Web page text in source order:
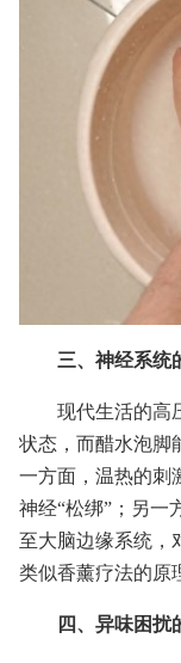
三、神经系统
现代生活的高
状态，而醋水泡脚
一方面，温热的刺
神经“松绑”；另一
至大脑边缘系统，
类似香薰疗法的原
四、异味困扰